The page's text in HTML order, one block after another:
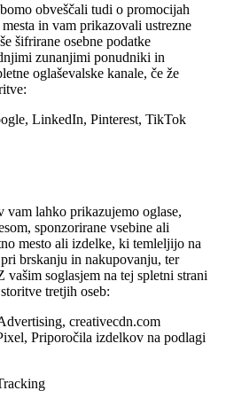
obveščali tudi o promocijah
in vam prikazovali ustrezne
šifrirane osebne podatke
zunanjimi ponudniki in
oglaševalske kanale, če že
LinkedIn, Pinterest, TikTok
vam lahko prikazujemo oglase,
sponzorirane vsebine ali
mesto ali izdelke, ki temleljijo na
brskanju in nakupovanju, ter
vašim soglasjem na tej spletni strani
tretjih oseb:
creativecdn.com
Priporočila izdelkov na podlagi